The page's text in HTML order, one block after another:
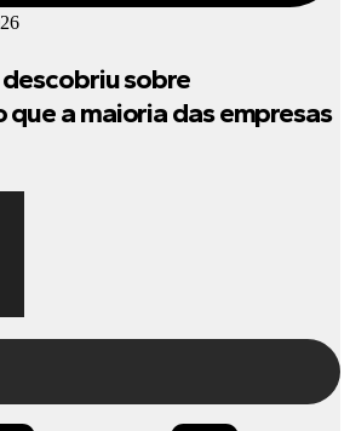
sobre
a maioria das empresas